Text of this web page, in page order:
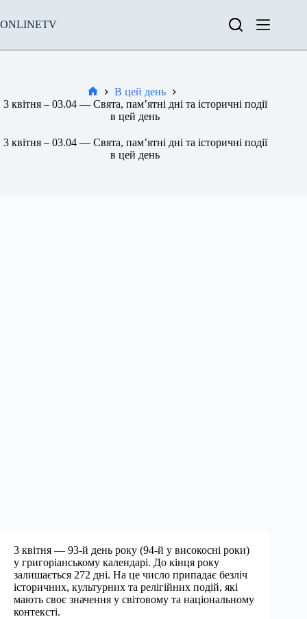
вмісту
ONLINETV
Новини
В цей день
3 квітня – 03.04 — Свята, пам’ятні дні та історичні події
в цей день
3 квітня – 03.04 — Свята, пам’ятні дні та історичні події
в цей день
3 квітня — 93-й день року (94-й у високосні роки)
у григоріанському календарі. До кінця року
залишається 272 дні. На це число припадає безліч
історичних, культурних та релігійних подій, які
мають своє значення у світовому та національному
контексті.